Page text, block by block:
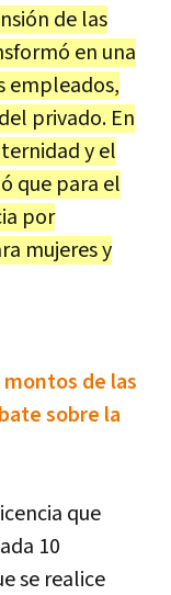
de las
en una
empleados,
privado. En
y el
que para el
por
mujeres y
de las
sobre la
que
10
se realice